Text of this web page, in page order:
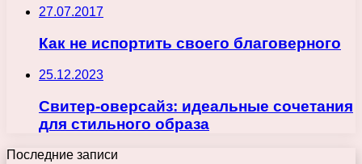
27.07.2017
Как не испортить своего благоверного
25.12.2023
Свитер-оверсайз: идеальные сочетания
для стильного образа
Последние записи